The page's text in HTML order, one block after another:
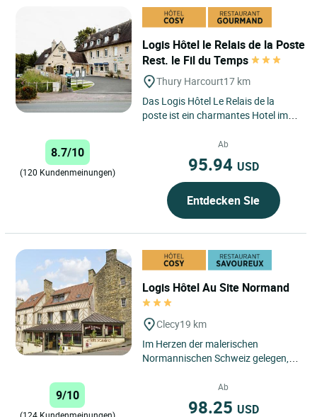
Logis Hôtel le Relais de la Poste
Rest. le Fil du Temps
Thury Harcourt17 km
Das Logis Hôtel Le Relais de la
poste ist ein charmantes Hotel im
Schweiz, in dem sich die Eleganz...
8.7/10
(120 Kundenmeinungen)
Ab
95.94 USD
Entdecken Sie
Logis Hôtel Au Site Normand
Clecy19 km
Im Herzen der malerischen
Normannischen Schweiz gelegen,
Normand eine privilegierte Lage...
9/10
Ab
98.25 USD